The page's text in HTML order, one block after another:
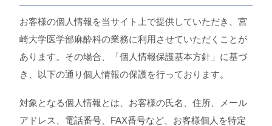
お客様の個人情報を当サイト上で提供していただき、宮
崎大学医学部麻酔科の業務に利用させていただくことが
あります。その場合、「個人情報保護基本方針」に基づ
き、以下の通り個人情報の保護を行っております。
対象となる個人情報とは、お客様の氏名、住所、メール
アドレス、電話番号、FAX番号など、お客様個人を特定